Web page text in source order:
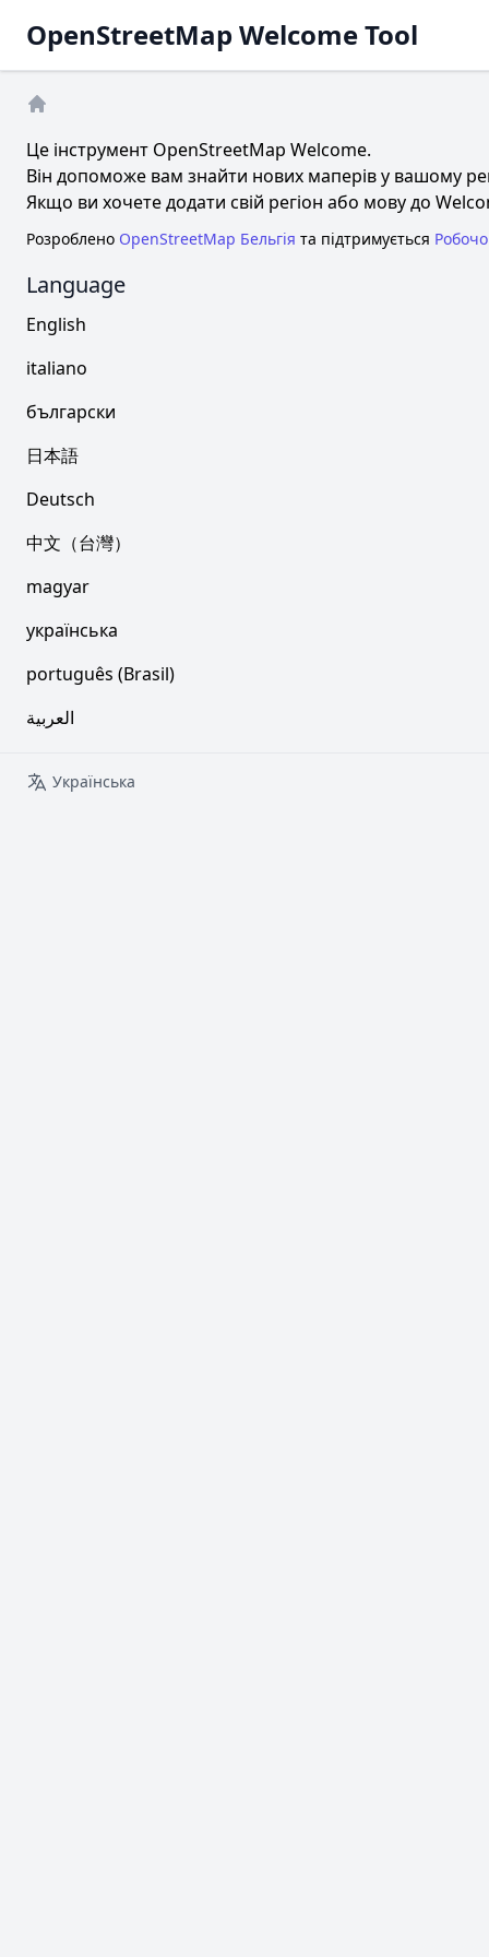
OpenStreetMap Welcome Tool
Це інструмент OpenStreetMap Welcome.
Він допоможе вам знайти нових маперів у вашому
Якщо ви хочете додати свій регіон або мову до
Розроблено OpenStreetMap Бельгія та підтримується
Language
English
italiano
български
日本語
Deutsch
中文（台灣）
magyar
українська
português (Brasil)
العربية
Українська